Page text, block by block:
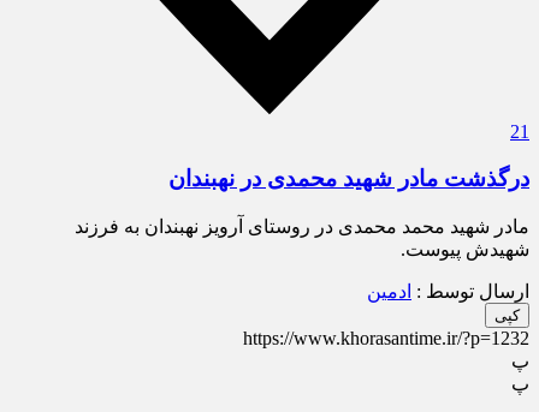
21
درگذشت مادر شهید محمدی در نهبندان
مادر شهید محمد محمدی در روستای آرویز نهبندان به فرزند
شهیدش پیوست.
ارسال توسط : ادمین
کپی
https://www.khorasantime.ir/?p=1232
پ
پ